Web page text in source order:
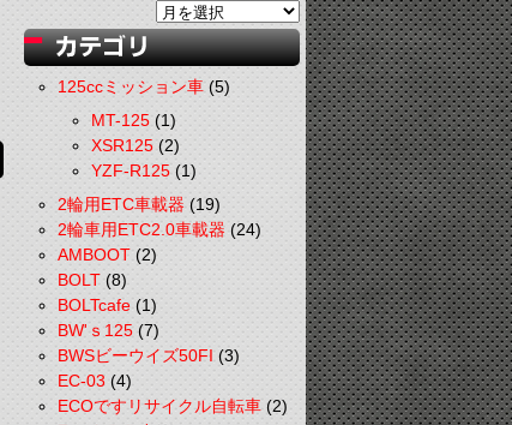
125ccミッション車(5)
MT-125(1)
XSR125(2)
YZF-R125(1)
2輪用ETC車載器(19)
2輪車用ETC2.0車載器(24)
AMBOOT(2)
BOLT(8)
BOLTcafe(1)
BW'ｓ125(7)
BWSビーウイズ50FI(3)
EC-03(4)
ECOですリサイクル自転車(2)